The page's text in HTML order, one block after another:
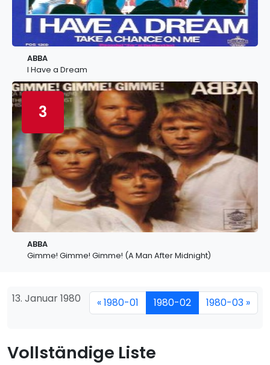
ABBA
I Have a Dream
3
ABBA
Gimme! Gimme! Gimme! (A Man After Midnight)
13. Januar 1980 « 1980-01 1980-02 1980-03 »
Vollständige Liste